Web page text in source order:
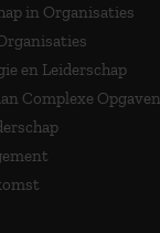
in Organisaties
en Leiderschap
Complexe Opgaven